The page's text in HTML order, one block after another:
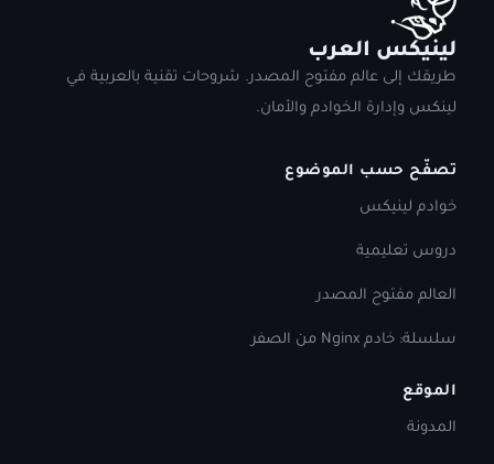
لينيكس العرب
طريقك إلى عالم مفتوح المصدر. شروحات تقنية بالعربية في
لينكس وإدارة الخوادم والأمان.
تصفّح حسب الموضوع
خوادم لينيكس
دروس تعليمية
العالم مفتوح المصدر
سلسلة: خادم Nginx من الصفر
الموقع
المدونة